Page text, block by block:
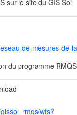
sur le site du GIS Sol
de-mesures-de-
du programme
wfs?